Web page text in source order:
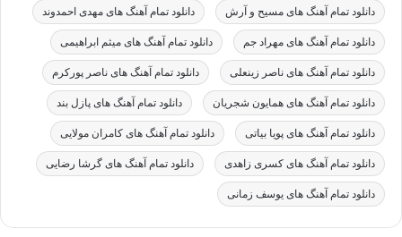
دانلود تمام آهنگ های مسیح و آرش دانلود تمام آهنگ های مهدی احمدوند
دانلود تمام آهنگ های مهراد جم دانلود تمام آهنگ های میثم ابراهیمی
دانلود تمام آهنگ های ناصر زینعلی دانلود تمام آهنگ های ناصر پورکرم
دانلود تمام آهنگ های همایون شجریان دانلود تمام آهنگ های پازل بند
دانلود تمام آهنگ های پویا بیاتی دانلود تمام آهنگ های کامران مولایی
دانلود تمام آهنگ های کسری زاهدی دانلود تمام آهنگ های گرشا رضایی
دانلود تمام آهنگ های یوسف زمانی